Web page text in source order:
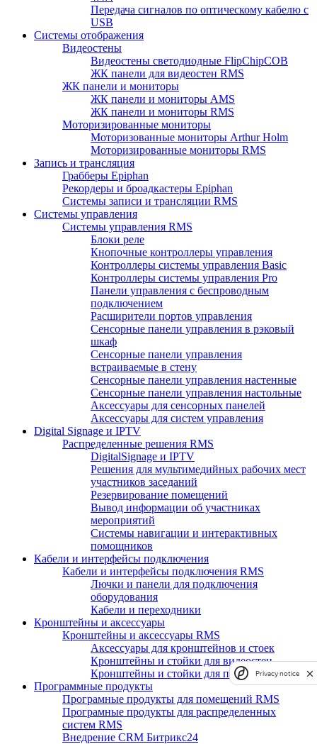
Передача сигналов по оптическому кабелю с
USB
Системы отображения
Видеостены
Видеостены светодиодные FlipChipCOB
ЖК панели для видеостен RMS
ЖК панели и мониторы
ЖК панели и мониторы AMS
ЖК панели и мониторы RMS
Моторизированные мониторы
Моторизованные мониторы Arthur Holm
Моторизированные мониторы RMS
Запись и трансляция
Грабберы Epiphan
Рекордеры и броадкастеры Epiphan
Системы записи и трансляции RMS
Системы управления
Системы управления RMS
Блоки реле
Кнопочные контроллеры управления
Контроллеры системы управления Basic
Контроллеры системы управления Pro
Панели управления с беспроводным
подключением
Расширители портов управления
Сенсорные панели управления в рэковый
шкаф
Сенсорные панели управления
встраиваемые в стену
Сенсорные панели управления настенные
Сенсорные панели управления настольные
Аксессуары для сенсорных панелей
Аксессуары для систем управления
Digital Signage и IPTV
Распределенные решения RMS
DigitalSignage и IPTV
Решения для мультимедийных рабочих мест
участников заседаний
Резервирование помещений
Вывод информации об участниках
мероприятий
Системы навигации и интерактивных
помощников
Кабели и интерфейсы подключения
Кабели и интерфейсы подключения RMS
Лючки и панели для подключения
оборудования
Кабели и переходники
Кронштейны и аксессуары
Кронштейны и аксессуары RMS
Аксессуары для кронштейнов и стоек
Кронштейны и стойки для видеостен
Кронштейны и стойки для панелей
Программные продукты
Програмные продукты для помещений RMS
Програмные продукты для распределенных
систем RMS
Внедрение CRM Битрикс24
Privacy notice